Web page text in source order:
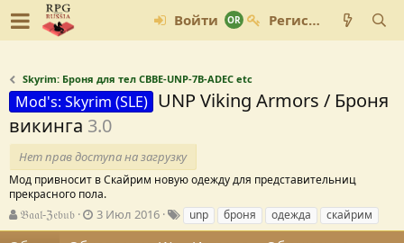
Войти Регистрация
Skyrim: Броня для тел CBBE-UNP-7B-ADEC etc
Mod's: Skyrim (SLE) UNP Viking Armors / Броня
викинга 3.0
Нет прав доступа на загрузку
Мод привносит в Скайрим новую одежду для представительниц
прекрасного пола.
А
в
𝔅𝔞𝔞𝔩-ℨ𝔢𝔟𝔲𝔟
Д
а
3 Июл 2016
е
unp броня одежда скайрим